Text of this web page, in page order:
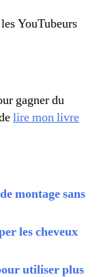
YouTubeurs
gagner du
lire mon livre
montage sans
les cheveux
utiliser plus